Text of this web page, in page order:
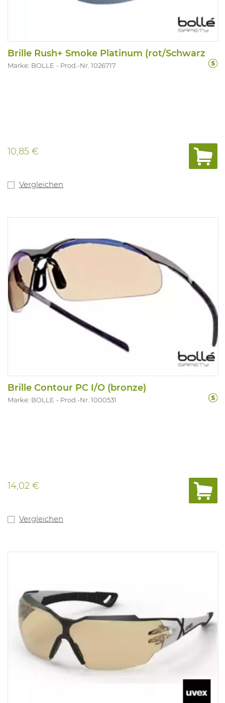
Brille Rush+ Smoke Platinum (rot/Schwarz
Marke: BOLLE Prod.-Nr. 1026717
10,85 €
Vergleichen
Brille Contour PC I/O (bronze)
Marke: BOLLE Prod.-Nr. 1000531
14,02 €
Vergleichen